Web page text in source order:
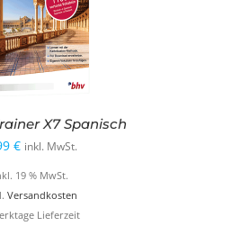
X7 Spanisch
€ inkl. MwSt.
19 % MwSt.
Versandkosten
Lieferzeit